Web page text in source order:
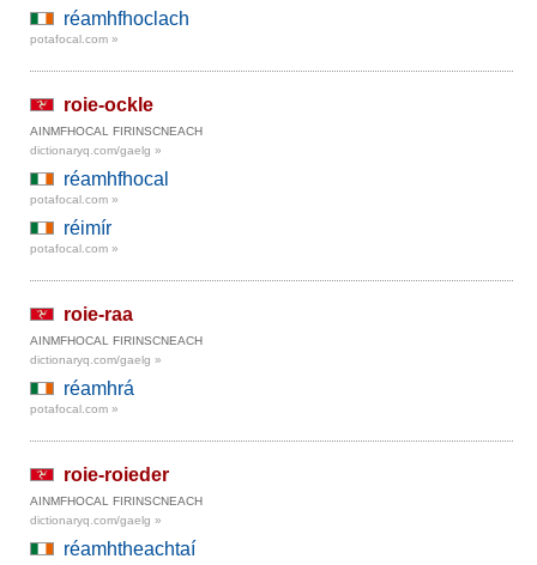
réamhfhoclach
potafocal.com »
roie-ockle
AINMFHOCAL FIRINSCNEACH
dictionaryq.com/gaelg »
réamhfhocal
potafocal.com »
réimír
potafocal.com »
roie-raa
AINMFHOCAL FIRINSCNEACH
dictionaryq.com/gaelg »
réamhrá
potafocal.com »
roie-roieder
AINMFHOCAL FIRINSCNEACH
dictionaryq.com/gaelg »
réamhtheachtaí